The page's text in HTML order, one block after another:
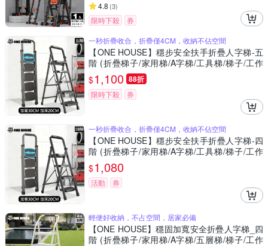
4.8 (3)
限時下殺
券
一秒折疊收合，折疊僅4CM，收納不佔空間
【ONE HOUSE】穩步安全扶手折疊人字梯-五
階 (折疊梯子/家用梯/A字梯/工具梯/梯子/工作
梯)
$1,100 88折
限時下殺 券
一秒折疊收合，折疊僅4CM，收納不佔空間
【ONE HOUSE】穩步安全扶手折疊人字梯-四
階 (折疊梯子/家用梯/A字梯/工具梯/梯子/工作
梯)
$1,080
活動 券
輕便好收納，不占空間，居家必備
【ONE HOUSE】穩固加寬安全折疊人字梯_四
階 (折疊梯子/家用梯/A字梯/五層梯/梯子/工作